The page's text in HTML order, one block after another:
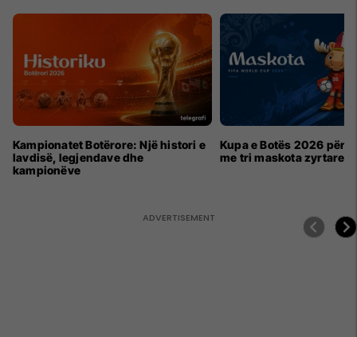
Kampionatet Botërore: Një histori e
lavdisë, legjendave dhe
kampionëve
Kupa e Botës 2026 për
me tri maskota zyrtare